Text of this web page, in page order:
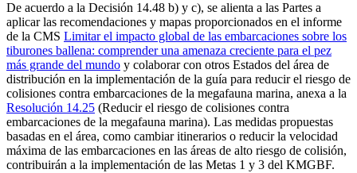
De acuerdo a la Decisión 14.48 b) y c), se alienta a las Partes a
aplicar las recomendaciones y mapas proporcionados en el informe
de la CMS Limitar el impacto global de las embarcaciones sobre los
tiburones ballena: comprender una amenaza creciente para el pez
más grande del mundo y colaborar con otros Estados del área de
distribución en la implementación de la guía para reducir el riesgo de
colisiones contra embarcaciones de la megafauna marina, anexa a la
Resolución 14.25 (Reducir el riesgo de colisiones contra
embarcaciones de la megafauna marina). Las medidas propuestas
basadas en el área, como cambiar itinerarios o reducir la velocidad
máxima de las embarcaciones en las áreas de alto riesgo de colisión,
contribuirán a la implementación de las Metas 1 y 3 del KMGBF.